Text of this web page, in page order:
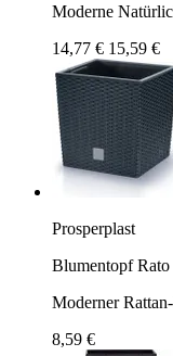
Moderne
14,77 € 15,59 €
Prosperplast
Blumentopf
Moderner
8,59 €